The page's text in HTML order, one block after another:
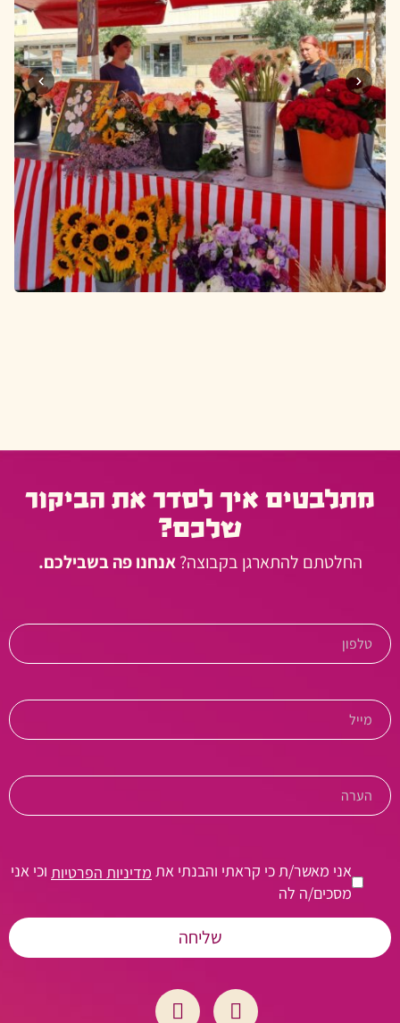
מתלבטים איך לסדר את הביקור
שלכם?
החלטתם להתארגן בקבוצה?אנחנו פה בשבילכם.
אני מאשר/ת כי קראתי והבנתי את מדיניות הפרטיות וכי אני
מסכים/ה לה